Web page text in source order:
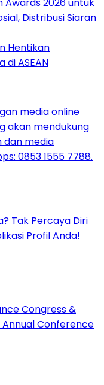
Awards 2026 untuk
Distribusi Siaran
Hentikan
di ASEAN
Tak Percaya Diri
Profil Anda!
Congress &
Conference